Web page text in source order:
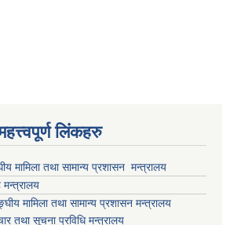
लिंकहरु
मामिला तथा सामान्य प्रशासन मन्त्रालय
मन्त्रालय
मामिला तथा सामान्य प्रशासन मन्त्रालय
तथा सूचना प्रविधि मन्त्रालय